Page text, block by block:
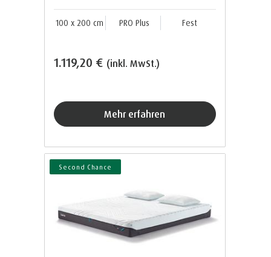
100 x 200 cm PRO Plus Fest
1.119,20 € (inkl. MwSt.)
Mehr erfahren
Second Chance